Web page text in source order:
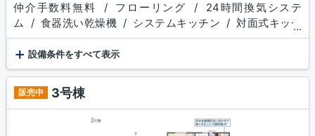
仲介手数料無料 / フローリング / 24時間換気システ
ム / 食器洗い乾燥機 / システムキッチン / 対面式キッチ
ン / 追焚機能浴室 / 浴室乾燥機 / 温水洗浄便座 / 洗髪洗
面化粧台 / トイレ２ヶ所 / 浴室１坪以上 / 床下収納 / ウ
ォークインクロゼット / 収納豊富 / TVモニタ付インターホ
ン / 複層ガラス / ディンプルキー
...
+ 設備条件をすべて表示
販売中 3号棟